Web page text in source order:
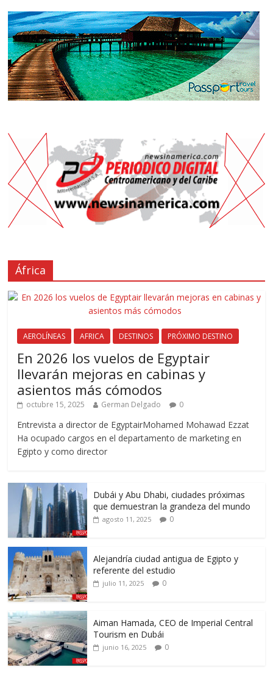
África
AEROLÍNEAS AFRICA DESTINOS PRÓXIMO DESTINO
En 2026 los vuelos de Egyptair
llevarán mejoras en cabinas y
asientos más cómodos
octubre 15, 2025 German Delgado 0
Entrevista a director de EgyptairMohamed Mohawad Ezzat
Ha ocupado cargos en el departamento de marketing en
Egipto y como director
Dubái y Abu Dhabi, ciudades próximas
que demuestran la grandeza del mundo
agosto 11, 2025 0
Alejandría ciudad antigua de Egipto y
referente del estudio
julio 11, 2025 0
Aiman Hamada, CEO de Imperial Central
Tourism en Dubái
junio 16, 2025 0